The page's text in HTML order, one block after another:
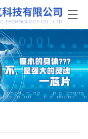
T
g
l
e
n
a
v
i
t